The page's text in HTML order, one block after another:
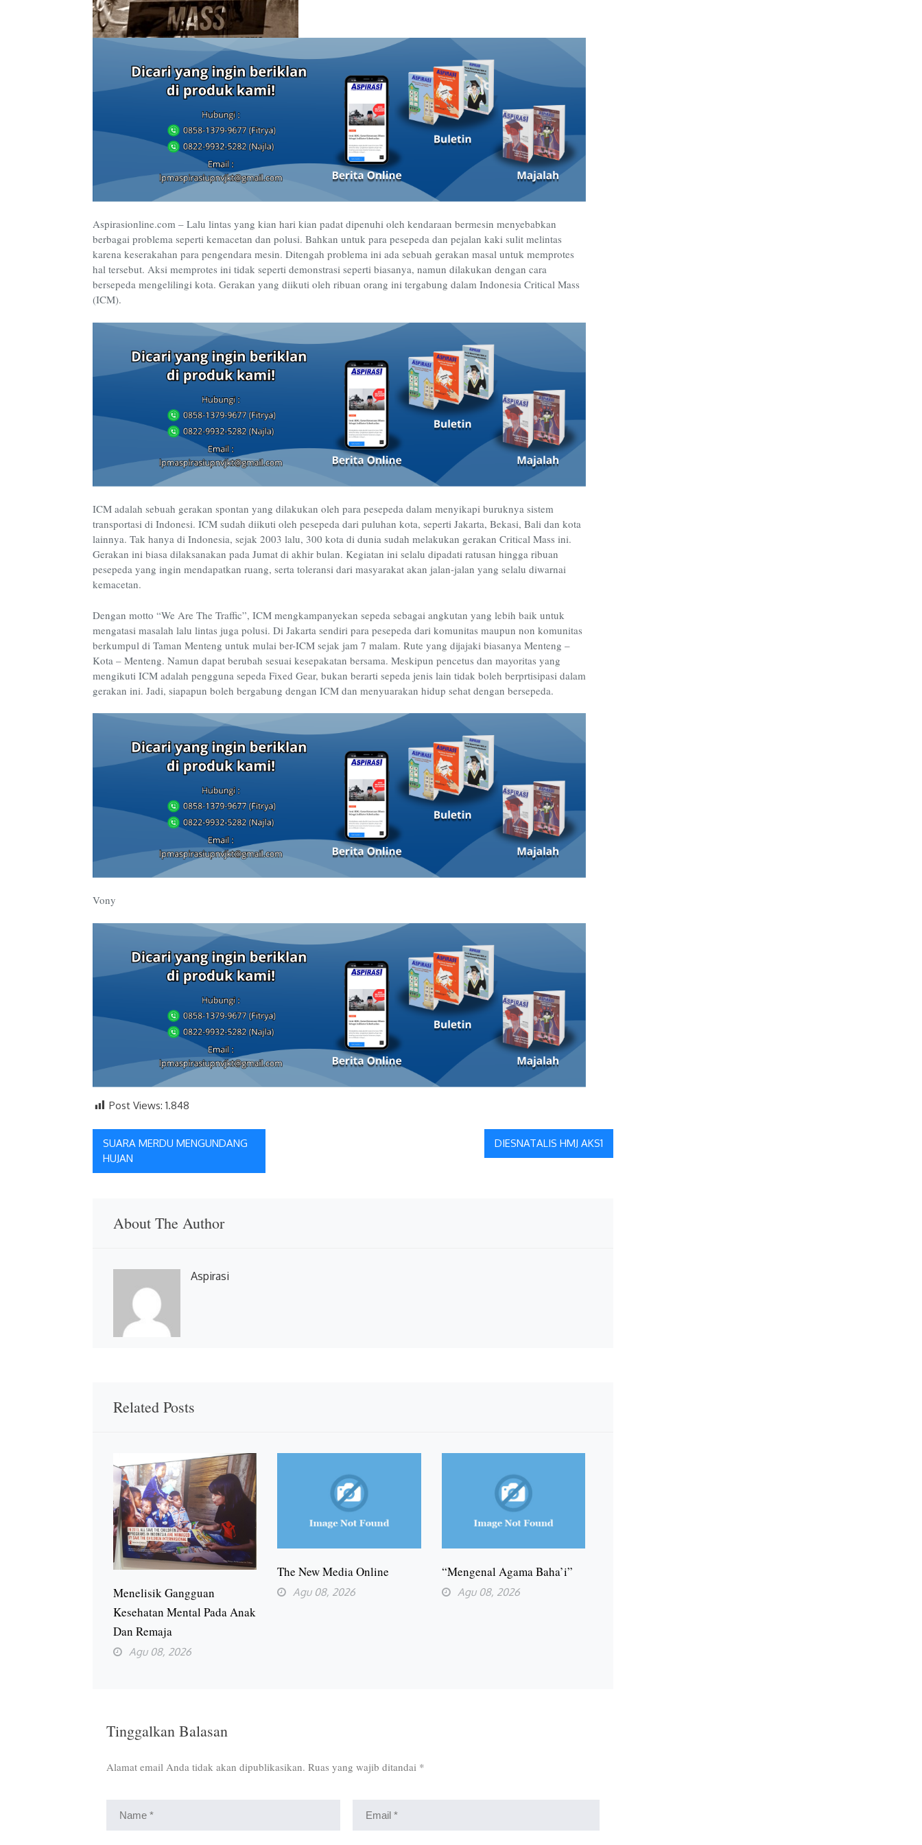
Aspirasionline.com – Lalu lintas yang kian hari kian padat dipenuhi oleh kendaraan bermesin menyebabkan
berbagai problema seperti kemacetan dan polusi. Bahkan untuk para pesepeda dan pejalan kaki sulit melintas
karena keserakahan para pengendara mesin. Ditengah problema ini ada sebuah gerakan masal untuk memprotes
hal tersebut. Aksi memprotes ini tidak seperti demonstrasi seperti biasanya, namun dilakukan dengan cara
bersepeda mengelilingi kota. Gerakan yang diikuti oleh ribuan orang ini tergabung dalam Indonesia Critical Mass
(ICM).
ICM adalah sebuah gerakan spontan yang dilakukan oleh para pesepeda dalam menyikapi buruknya sistem
transportasi di Indonesi. ICM sudah diikuti oleh pesepeda dari puluhan kota, seperti Jakarta, Bekasi, Bali dan kota
lainnya. Tak hanya di Indonesia, sejak 2003 lalu, 300 kota di dunia sudah melakukan gerakan Critical Mass ini.
Gerakan ini biasa dilaksanakan pada Jumat di akhir bulan. Kegiatan ini selalu dipadati ratusan hingga ribuan
pesepeda yang ingin mendapatkan ruang, serta toleransi dari masyarakat akan jalan-jalan yang selalu diwarnai
kemacetan.
Dengan motto “We Are The Traffic”, ICM mengkampanyekan sepeda sebagai angkutan yang lebih baik untuk
mengatasi masalah lalu lintas juga polusi. Di Jakarta sendiri para pesepeda dari komunitas maupun non komunitas
berkumpul di Taman Menteng untuk mulai ber-ICM sejak jam 7 malam. Rute yang dijajaki biasanya Menteng –
Kota – Menteng. Namun dapat berubah sesuai kesepakatan bersama. Meskipun pencetus dan mayoritas yang
mengikuti ICM adalah pengguna sepeda Fixed Gear, bukan berarti sepeda jenis lain tidak boleh berprtisipasi dalam
gerakan ini. Jadi, siapapun boleh bergabung dengan ICM dan menyuarakan hidup sehat dengan bersepeda.
Vony
Post Views: 1.848
Navigasi
pos
SUARA MERDU MENGUNDANG
HUJAN
DIESNATALIS HMJ AKS1
About The Author
Aspirasi
Related Posts
Menelisik Gangguan
Kesehatan Mental Pada Anak
Dan Remaja
Agu 08, 2026
The New Media Online
Agu 08, 2026
“Mengenal Agama Baha’i”
Agu 08, 2026
Tinggalkan Balasan
Alamat email Anda tidak akan dipublikasikan. Ruas yang wajib ditandai *